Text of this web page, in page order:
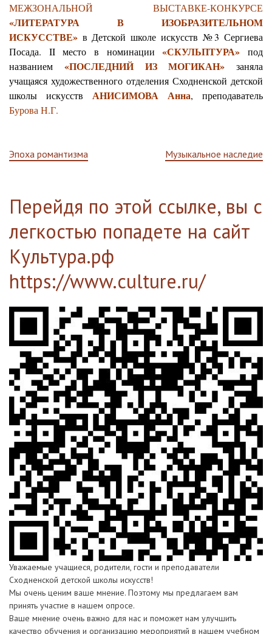
МЕЖЗОНАЛЬНОЙ ВЫСТАВКЕ-КОНКУРСЕ
«ЛИТЕРАТУРА В ИЗОБРАЗИТЕЛЬНОМ
ИСКУССТВЕ» в Детской школе искусств №3 Сергиева
Посада. II место в номинации«СКУЛЬПТУРА» под
названием «ПОСЛЕДНИЙ ИЗ МОГИКАН» заняла
учащаяся художественного отделения Сходненской детской
школы искусств АНИСИМОВА Анна, преподаватель
Бурова Н.Г.
Навигация
записям
Эпоха романтизма Музыкальное наследие
Перейдя по этой ссылке, вы с
легкостью попадете на сайт
Культура.рф
https://www.culture.ru/
Уважаемые учащиеся, родители, гости и преподаватели
Сходненской детской школы искусств!
Мы очень ценим ваше мнение. Поэтому мы предлагаем вам
принять участие в нашем опросе.
Ваше мнение очень важно для нас и поможет нам улучшить
качество обучения и организацию мероприятий в нашем учебном